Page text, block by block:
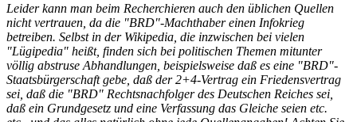
Leider kann man beim Recherchieren auch den üblichen Quellen
nicht vertrauen, da die "BRD"-Machthaber einen Infokrieg
betreiben. Selbst in der Wikipedia, die inzwischen bei vielen
"Lügipedia" heißt, finden sich bei politischen Themen mitunter
völlig abstruse Abhandlungen, beispielsweise daß es eine "BRD"-
Staatsbürgerschaft gebe, daß der 2+4-Vertrag ein Friedensvertrag
sei, daß die "BRD" Rechtsnachfolger des Deutschen Reiches sei,
daß ein Grundgesetz und eine Verfassung das Gleiche seien etc.